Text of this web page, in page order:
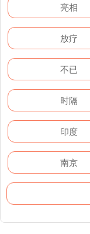
亮相
放疗
不已
时隔
印度
南京